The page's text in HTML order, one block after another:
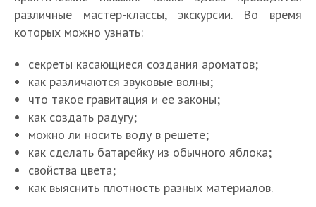
различные мастер-классы, экскурсии. Во время
которых можно узнать:
секреты касающиеся создания ароматов;
как различаются звуковые волны;
что такое гравитация и ее законы;
как создать радугу;
можно ли носить воду в решете;
как сделать батарейку из обычного яблока;
свойства цвета;
как выяснить плотность разных материалов.